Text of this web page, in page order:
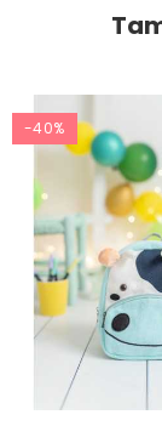
-40%